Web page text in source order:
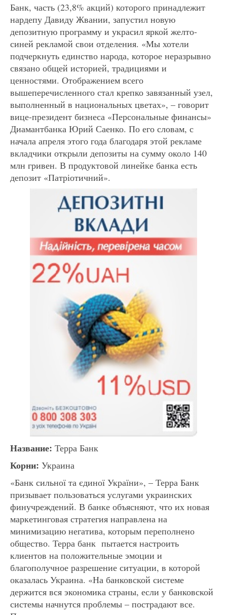
Банк, часть (23,8% акций) которого принадлежит
нардепу Давиду Жвании, запустил новую
депозитную программу и украсил яркой желто-
синей рекламой свои отделения. «Мы хотели
подчеркнуть единство народа, которое неразрывно
связано общей историей, традициями и
ценностями. Отображением всего
вышеперечисленного стал крепко завязанный узел,
выполненный в национальных цветах», – говорит
вице-президент бизнеса «Персональные финансы»
Диамантбанка Юрий Саенко. По его словам, с
начала апреля этого года благодаря этой рекламе
вкладчики открыли депозиты на сумму около 140
млн гривен. В продуктовой линейке банка есть
депозит «Патріотичний».
Название: Терра Банк
Корни: Украина
«Банк сильної та єдиної України», – Терра Банк
призывает пользоваться услугами украинских
финучреждений. В банке объясняют, что их новая
маркетинговая стратегия направлена на
минимизацию негатива, которым переполнено
общество. Терра банк пытается настроить
клиентов на положительные эмоции и
благополучное разрешение ситуации, в которой
оказалась Украина. «На банковской системе
держится вся экономика страны, если у банковской
системы начнутся проблемы – пострадают все.